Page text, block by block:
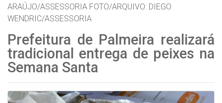
ARAÚJO/ASSESSORIA FOTO/ARQUIVO: DIEGO
WENDRIC/ASSESSORIA
Prefeitura de Palmeira realizará
tradicional entrega de peixes na
Semana Santa